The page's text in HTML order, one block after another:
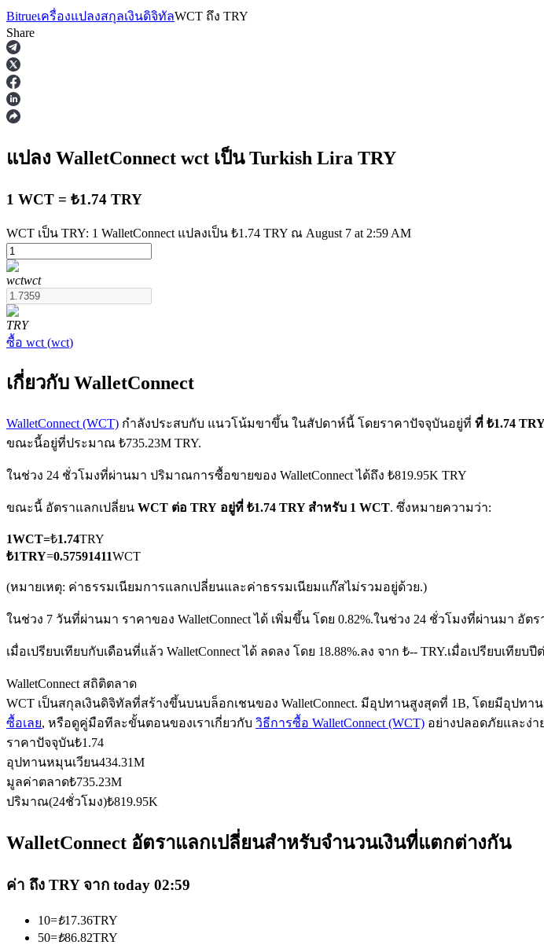
ฟิวเจอร์ส
ฟิวเจอร์ส USDT
ฟิวเจอร์ส COIN-M
ฟิวเจอร์สสกุลเงินดิจิทัล
ฟิวเจอร์ส USDC
ฟิวเจอร์สที่ใช้ USDC เป็นหลักประกัน
Bitrueเครื่องแปลงสกุลเงินดิจิทัลWCT ถึง TRY
Share
แปลง WalletConnect wct เป็น Turkish Lira TRY
1 WCT = ₺1.74 TRY
WCT เป็น TRY: 1 WalletConnect แปลงเป็น ₺1.74 TRY ณ August 7 at 2:59 AM
wctwct
TRY
ซื้อ wct (wct)
เกี่ยวกับ WalletConnect
WalletConnect (WCT) กำลังประสบกับ แนวโน้มขาขึ้น ในสัปดาห์นี้ โดยราคาปัจจุบันอยู่ที่ ที่ ₺1.74
ขณะนี้อยู่ที่ประมาณ ₺735.23M TRY.
ในช่วง 24 ชั่วโมงที่ผ่านมา ปริมาณการซื้อขายของ WalletConnect ได้ถึง ₺819.95K TRY
ขณะนี้ อัตราแลกเปลี่ยน WCT ต่อ TRY อยู่ที่ ₺1.74 TRY สำหรับ 1 WCT. ซึ่งหมายความว่า:
1WCT=₺1.74TRY
₺1TRY=0.57591411WCT
(หมายเหตุ: ค่าธรรมเนียมการแลกเปลี่ยนและค่าธรรมเนียมแก๊สไม่รวมอยู่ด้วย.)
ในช่วง 7 วันที่ผ่านมา ราคาของ WalletConnect ได้ เพิ่มขึ้น โดย 0.82%.ในช่วง 24 ชั่วโมงที่ผ่านมา อัตร
เมื่อเปรียบเทียบกับเดือนที่แล้ว WalletConnect ได้ ลดลง โดย 18.88%.ลง จาก ₺-- TRY.เมื่อเปรียบเทียบปี
WalletConnect สถิติตลาด
WCT เป็นสกุลเงินดิจิทัลที่สร้างขึ้นบนบล็อกเชนของ WalletConnect. มีอุปทานสูงสุดที่ 1B, โดยมีอุป
ซื้อเลย, หรือดูคู่มือทีละขั้นตอนของเราเกี่ยวกับ วิธีการซื้อ WalletConnect (WCT) อย่างปลอดภัยและง่า
ราคาปัจจุบัน₺1.74
อุปทานหมุนเวียน434.31M
มูลค่าตลาด₺735.23M
ปริมาณ(24ชั่วโมง)₺819.95K
WalletConnect อัตราแลกเปลี่ยนสำหรับจำนวนเงินที่แตกต่างกัน
ค่า ถึง TRY จาก today 02:59
10=₺17.36TRY
50=₺86.82TRY